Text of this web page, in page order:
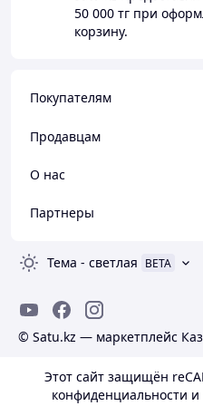
GORDON, FPI, и
Южной Кореи, США. Если
Партнерам у нас особый
уверены, Ваш заказ будет
нашей основной целью
работа. Мы постоянно
отзывы и пожелания.
50 000 тг при
корзину.
Покупателям
Продавцам
О нас
Партнеры
Тема - светлая BETA
© Satu.kz — маркетплейс
Этот сайт защищён
конфиденциальности и